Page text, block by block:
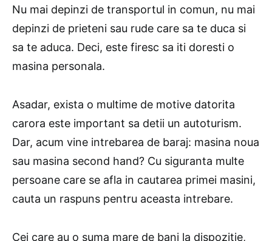
Nu mai depinzi de transportul in comun, nu mai
depinzi de prieteni sau rude care sa te duca si
sa te aduca. Deci, este firesc sa iti doresti o
masina personala.
Asadar, exista o multime de motive datorita
carora este important sa detii un autoturism.
Dar, acum vine intrebarea de baraj: masina noua
sau masina second hand? Cu siguranta multe
persoane care se afla in cautarea primei masini,
cauta un raspuns pentru aceasta intrebare.
Cei care au o suma mare de bani la dispozitie,